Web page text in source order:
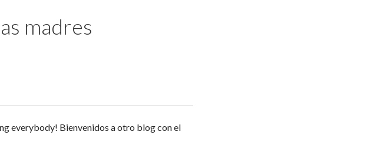
madres
everybody! Bienvenidos a otro blog con el